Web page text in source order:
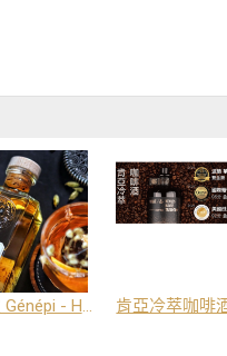
爵納彼 Génépi - Hors d'Age (橡木桶陳釀) -阿爾卑斯山草本酒